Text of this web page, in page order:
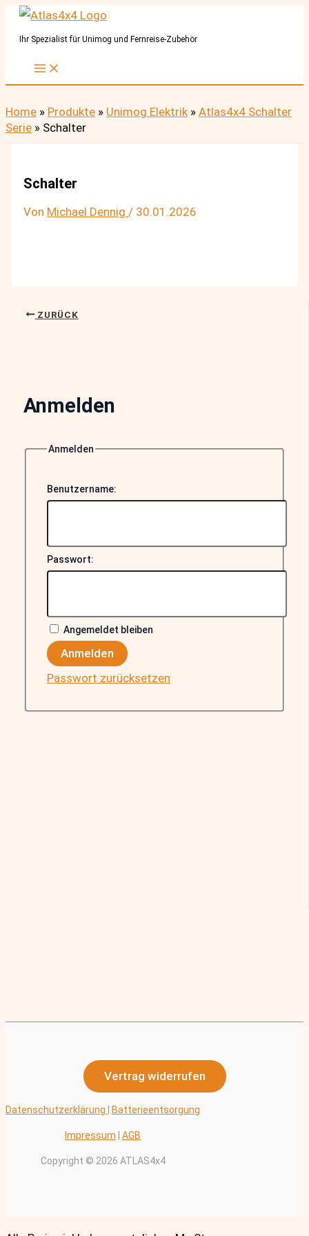
Zum
InhaltIhr Spezialist für Unimog und Fernreise-Zubehör
Home » Produkte » Unimog Elektrik» Atlas4x4 Schalter
Serie » Schalter
Schalter
Von Michael Dennig/ 30.01.2026
ZURÜCK
Anmelden
Anmelden
Benutzername:
Passwort:
Angemeldet bleiben
Anmelden
Passwort zurücksetzen
Vertrag widerrufen
Datenschutzerklärung Batterieentsorgung
Impressum AGB
Copyright © 2026 ATLAS4x4